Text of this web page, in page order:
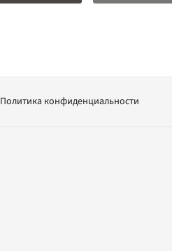
Политика конфиденциальности